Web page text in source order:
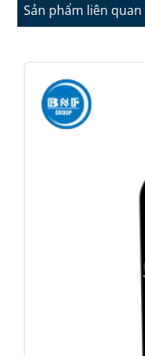
Sản phẩm liên quan